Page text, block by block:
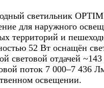
светильник
для наружного
территорий и
52 Вт оснащён
световой отдачей
поток 7 000–7 436
освещении.